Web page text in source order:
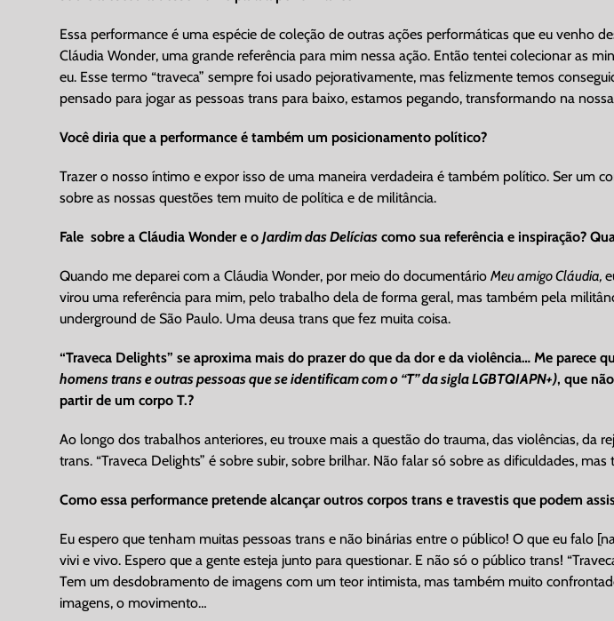
Essa performance é uma espécie de coleção de outras ações performáticas que eu venho
Cláudia Wonder, uma grande referência para mim nessa ação. Então tentei colecionar as
eu. Esse termo “traveca” sempre foi usado pejorativamente, mas felizmente temos
pensado para jogar as pessoas trans para baixo, estamos pegando, transformando na
Você diria que a performance é também um posicionamento político?
Trazer o nosso íntimo e expor isso de uma maneira verdadeira é também político. Ser um
sobre as nossas questões tem muito de política e de militância.
Fale sobre a Cláudia Wonder e oJardim das Delícias como sua referência e inspiração?
Quando me deparei com a Cláudia Wonder, por meio do documentárioMeu amigo Cláudia,
virou uma referência para mim, pelo trabalho dela de forma geral, mas também pela
underground de São Paulo. Uma deusa trans que fez muita coisa.
“Traveca Delights” se aproxima mais do prazer do que da dor e da violência… Me parece
homens trans e outras pessoas que se identificam com o “T” da sigla LGBTQIAPN+), que
partir de um corpo T.?
Ao longo dos trabalhos anteriores, eu trouxe mais a questão do trauma, das violências, da
trans. “Traveca Delights” é sobre subir, sobre brilhar. Não falar só sobre as dificuldades,
Como essa performance pretende alcançar outros corpos trans e travestis que podem
Eu espero que tenham muitas pessoas trans e não binárias entre o público! O que eu falo
vivi e vivo. Espero que a gente esteja junto para questionar. E não só o público trans!
Tem um desdobramento de imagens com um teor intimista, mas também muito
imagens, o movimento…